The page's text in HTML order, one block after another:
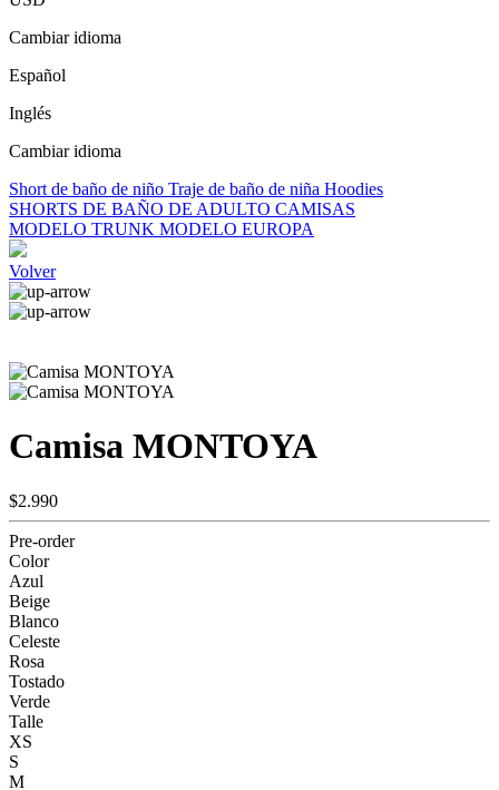
Cambiar idioma
Español
Inglés
Cambiar idioma
Short de baño de niño Traje de baño de niña Hoodies
SHORTS DE BAÑO DE ADULTO CAMISAS
MODELO TRUNK MODELO EUROPA
Volver
Camisa MONTOYA
$2.990
Pre-order
Color
Azul
Beige
Blanco
Celeste
Rosa
Tostado
Verde
Talle
XS
S
M